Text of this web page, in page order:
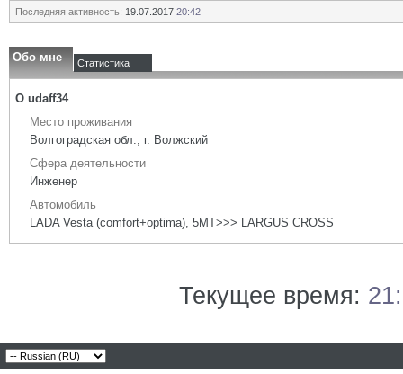
Последняя активность: 19.07.2017 20:42
Обо мне Статистика
О udaff34
Место проживания
Волгоградская обл., г. Волжский
Сфера деятельности
Инженер
Автомобиль
LADA Vesta (comfort+optima), 5МТ>>> LARGUS CROSS
Текущее время: